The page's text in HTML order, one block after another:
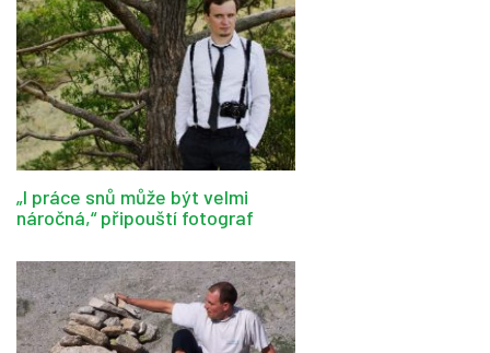
„I práce snů může být velmi
náročná,“ připouští fotograf